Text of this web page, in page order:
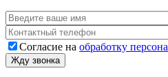
Ваше имя*
Телефон*
Согласие на обработку
Согласие*
Жду звонка